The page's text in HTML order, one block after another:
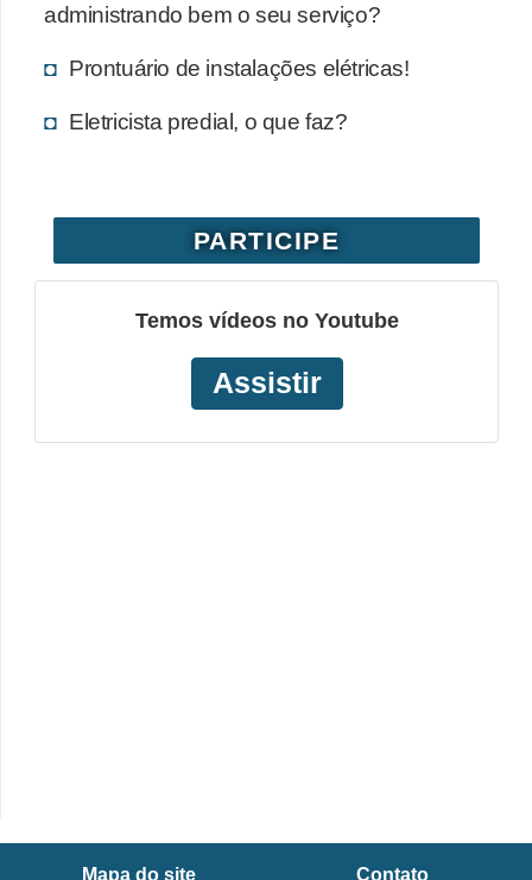
administrando bem o seu serviço?
Prontuário de instalações elétricas!
Eletricista predial, o que faz?
PARTICIPE
Temos vídeos no Youtube
Assistir
Mapa do site Contato